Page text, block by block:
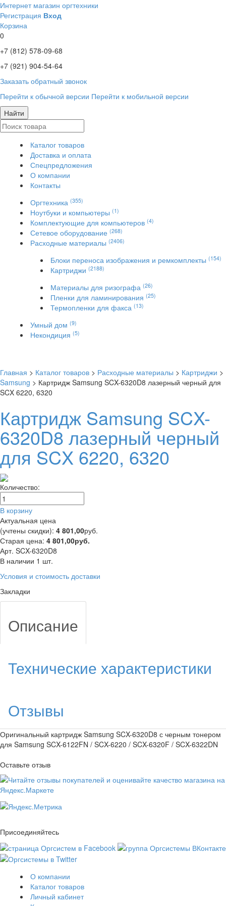
Интернет магазин оргтехники
Регистрация Вход
Корзина
0
+7 (812) 578-09-68
+7 (921) 904-54-64
Заказать обратный звонок
Перейти к обычной версии Перейти к мобильной версии
Найти
Каталог товаров
Доставка и оплата
Спецпредложения
О компании
Контакты
Оргтехника (355)
Ноутбуки и компьютеры (1)
Комплектующие для компьютеров (4)
Сетевое оборудование (268)
Расходные материалы (2406)
Блоки переноса изображения и ремкомплекты (154)
Картриджи (2188)
Материалы для ризографа (26)
Пленки для ламинирования (25)
Термопленки для факса (13)
Умный дом (9)
Некондиция (5)
Главная > Каталог товаров > Расходные материалы > Картриджи >
Samsung > Картридж Samsung SCX-6320D8 лазерный черный для
SCX 6220, 6320
Картридж Samsung SCX-
6320D8 лазерный черный
для SCX 6220, 6320
Количество:
В корзину
Актуальная цена
(учтены скидки): 4 801,00руб.
Старая цена: 4 801,00руб.
Арт. SCX-6320D8
В наличии 1 шт.
Условия и стоимость доставки
Закладки
Описание
Технические характеристики
Отзывы
Оригинальный картридж Samsung SCX-6320D8 с черным тонером
для Samsung SCX-6122FN / SCX-6220 / SCX-6320F / SCX-6322DN
Оставьте отзыв
Присоединяйтесь
О компании
Каталог товаров
Личный кабинет